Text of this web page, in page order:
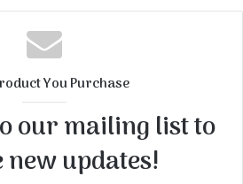
b
s
i
You Purchase
our mailing list to
new updates!